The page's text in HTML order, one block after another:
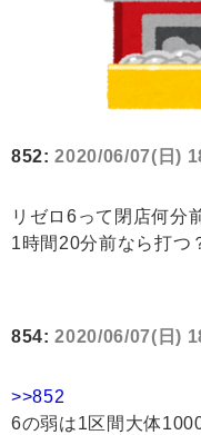
852:2020/06/07(日)
リゼロ6って閉店何分
1時間20分前なら打つ
854:2020/06/07(日)
>>852
6の弱は1区間大体